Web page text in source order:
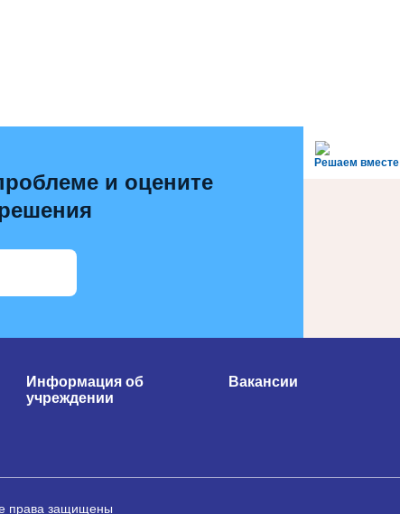
Решаем вместе
и оцените
Информация об
учреждении
Вакансии
права защищены